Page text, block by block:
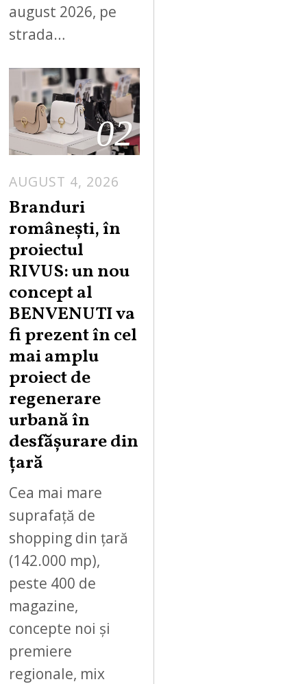
august 2026, pe
strada…
02
AUGUST 4, 2026
Branduri
românești, în
proiectul
RIVUS: un nou
concept al
BENVENUTI va
fi prezent în cel
mai amplu
proiect de
regenerare
urbană în
desfășurare din
țară
Cea mai mare
suprafață de
shopping din țară
(142.000 mp),
peste 400 de
magazine,
concepte noi și
premiere
regionale, mix